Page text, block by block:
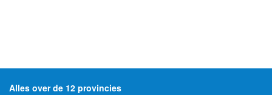
Alles over de 12 provincies